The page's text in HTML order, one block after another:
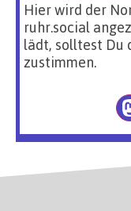
Hier wird der
ruhr.social
lädt, solltest Du
zustimmen.